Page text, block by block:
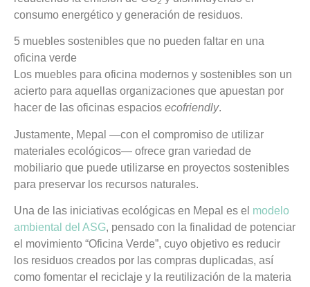
consumo energético y generación de residuos.
5 muebles sostenibles que no pueden faltar en una
oficina verde
Los muebles para oficina modernos y sostenibles son un
acierto para aquellas organizaciones que apuestan por
hacer de las oficinas espacios ecofriendly.
Justamente, Mepal —con el compromiso de utilizar
materiales ecológicos— ofrece gran variedad de
mobiliario que puede utilizarse en proyectos sostenibles
para preservar los recursos naturales.
Una de las iniciativas ecológicas en Mepal es el modelo
ambiental del ASG, pensado con la finalidad de potenciar
el movimiento “Oficina Verde”, cuyo objetivo es reducir
los residuos creados por las compras duplicadas, así
como fomentar el reciclaje y la reutilización de la materia